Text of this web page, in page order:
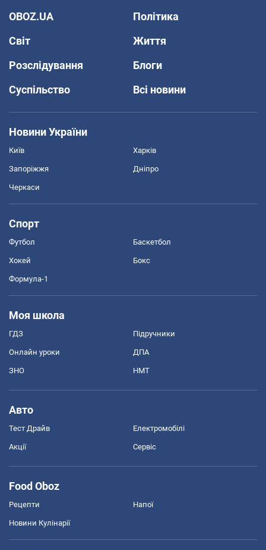
OBOZ.UA
Політика
Світ
Життя
Розслідування
Блоги
Суспільство
Всі новини
Новини України
Київ Харків
Запоріжжя Дніпро
Черкаси
Спорт
Футбол Баскетбол
Хокей Бокс
Формула-1
Моя школа
ГДЗ Підручники
Онлайн уроки ДПА
ЗНО НМТ
Авто
Тест Драйв Електромобілі
Акції Сервіс
Food Oboz
Рецепти Напої
Новини Кулінарії